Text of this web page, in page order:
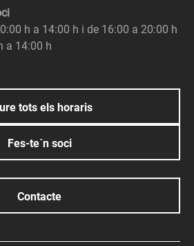
h a 14:00 h i de 16:00 a 20:00 h
a 14:00 h
tots els horaris
Fes-te´n soci
Contacte